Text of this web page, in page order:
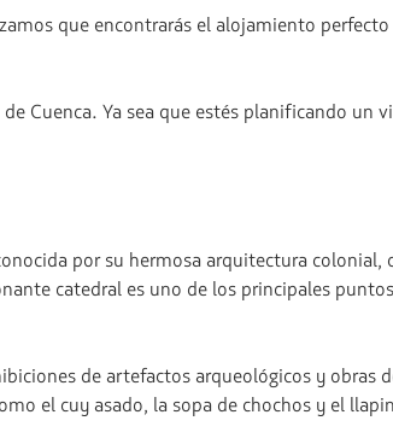
que encontrarás el alojamiento
Cuenca. Ya sea que estés planificando un
por su hermosa arquitectura colonial,
catedral es uno de los principales
de artefactos arqueológicos y obras
el cuy asado, la sopa de chochos y el